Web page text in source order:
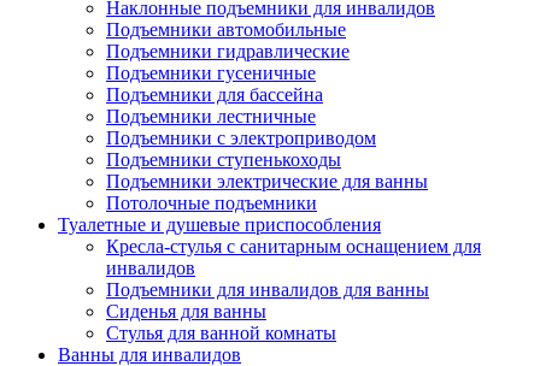
Наклонные подъемники для инвалидов
Подъемники автомобильные
Подъемники гидравлические
Подъемники гусеничные
Подъемники для бассейна
Подъемники лестничные
Подъемники с электроприводом
Подъемники ступенькоходы
Подъемники электрические для ванны
Потолочные подъемники
Туалетные и душевые приспособления
Кресла-стулья с санитарным оснащением для
инвалидов
Подъемники для инвалидов для ванны
Сиденья для ванны
Стулья для ванной комнаты
Ванны для инвалидов